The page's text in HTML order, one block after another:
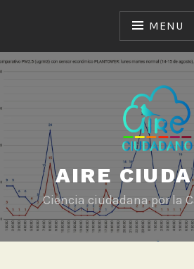
MENU
AIRE
Ciencia ciudadana por la